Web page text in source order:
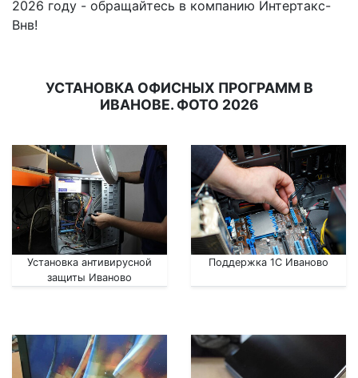
2026 году - обращайтесь в компанию Интертакс-
Внв!
УСТАНОВКА ОФИСНЫХ ПРОГРАММ В
ИВАНОВЕ. ФОТО 2026
Установка антивирусной
защиты Иваново
Поддержка 1С Иваново